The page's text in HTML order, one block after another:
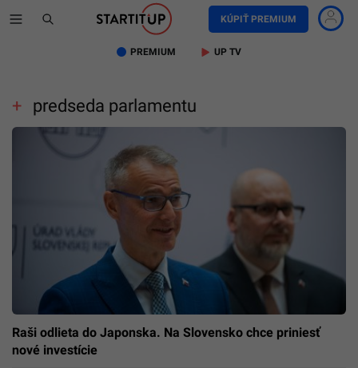
KÚPIŤ PREMIUM
PREMIUM UP TV
predseda parlamentu
Raši odlieta do Japonska. Na Slovensko chce priniesť
nové investície